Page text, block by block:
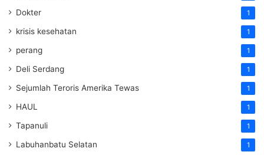
Dokter 1
krisis kesehatan 1
perang 1
Deli Serdang 1
Sejumlah Teroris Amerika Tewas 1
HAUL 1
Tapanuli 1
Labuhanbatu Selatan 1